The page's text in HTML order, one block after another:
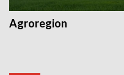
Agroregion